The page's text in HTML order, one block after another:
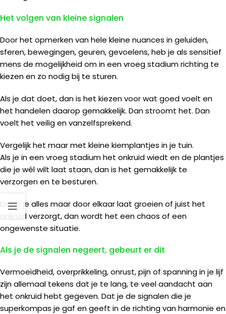
Het volgen van kleine signalen
Door het opmerken van hele kleine nuances in geluiden,
sferen, bewegingen, geuren, gevoelens, heb je als sensitief
mens de mogelijkheid om in een vroeg stadium richting te
kiezen en zo nodig bij te sturen.
Als je dat doet, dan is het kiezen voor wat goed voelt en
het handelen daarop gemakkelijk. Dan stroomt het. Dan
voelt het veilig en vanzelfsprekend.
Vergelijk het maar met kleine kiemplantjes in je tuin.
Als je in een vroeg stadium het onkruid wiedt en de plantjes
die je wél wilt laat staan, dan is het gemakkelijk te
verzorgen en te besturen.
En als je alles maar door elkaar laat groeien of juist het
onkruid verzorgt, dan wordt het een chaos of een
ongewenste situatie.
Als je de signalen negeert, gebeurt er dit
Vermoeidheid, overprikkeling, onrust, pijn of spanning in je lijf
zijn allemaal tekens dat je te lang, te veel aandacht aan
het onkruid hebt gegeven. Dat je de signalen die je
superkompas je gaf en geeft in de richting van harmonie en